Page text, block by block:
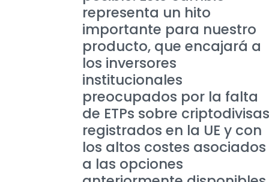
representa un hito
importante para nuestro
producto, que encajará a
los inversores
institucionales
preocupados por la falta
de ETPs sobre criptodivisas
registrados en la UE y con
los altos costes asociados
a las opciones